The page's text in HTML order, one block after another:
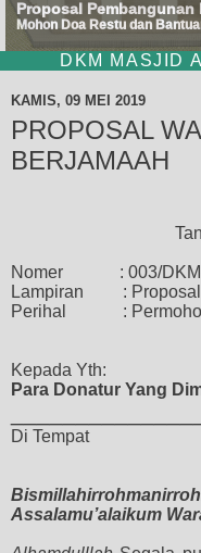
Proposal Pembangunan
Mohon Doa Restu dan
DKM MASJID
KAMIS, 09 MEI 2019
PROPOSAL
BERJAMAAH
Nomer
: 003/
Lampiran
: Proposal
Perihal
:
Kepada Yth:
Para Donatur Yang
Di Tempat
Assalamu’alaikum